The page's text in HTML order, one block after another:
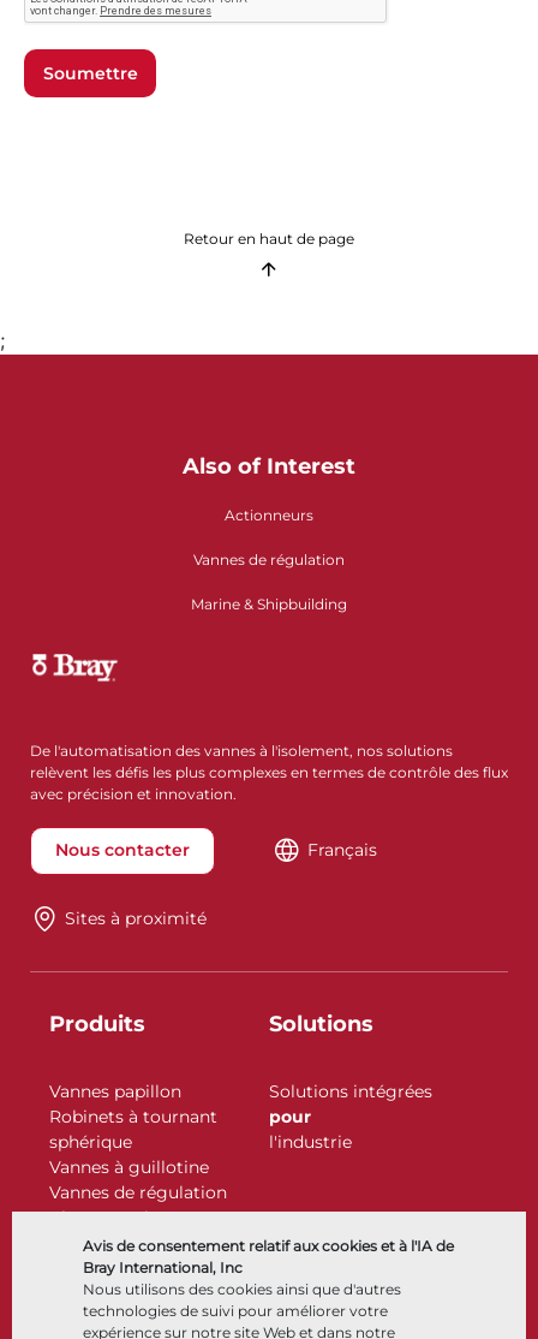
Avis de consentement relatif aux cookies et à l'IA de
Bray International, Inc
Nous utilisons des cookies ainsi que d'autres
technologies de suivi pour améliorer votre
expérience sur notre site Web et dans notre
Soumettre
Retour en haut de page
;
Also of Interest
Actionneurs
Vannes de régulation
Marine & Shipbuilding
De l'automatisation des vannes à l'isolement, nos solutions
relèvent les défis les plus complexes en termes de contrôle des flux
avec précision et innovation.
Nous contacter Français
Sites à proximité
Produits
Vannes papillon
Robinets à tournant
sphérique
Vannes à guillotine
Vannes de régulation
Clapets antiretour
Actionneurs
Accessoires de contrôle
Cryogénique
Solutions
Solutions intégrées
pour
l'industrie
Entreprise Ressources